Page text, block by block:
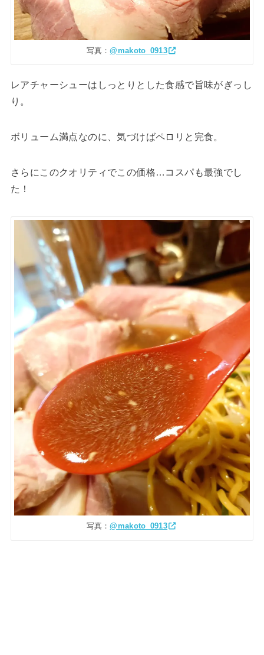
写真：@makoto_0913
レアチャーシューはしっとりとした食感で旨味がぎっし
り。
ボリューム満点なのに、気づけばペロリと完食。
さらにこのクオリティでこの価格…コスパも最強でし
た！
写真：@makoto_0913